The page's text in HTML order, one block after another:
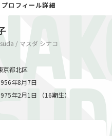
ロフィール詳細
/ マスダ シナコ
京都北区
年8月7日
年2月1日 （16期生）